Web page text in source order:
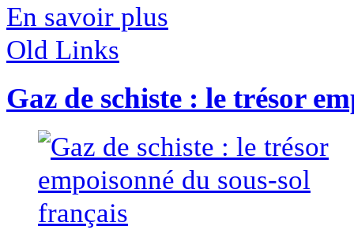
En savoir plus
Old Links
Gaz de schiste : le trésor